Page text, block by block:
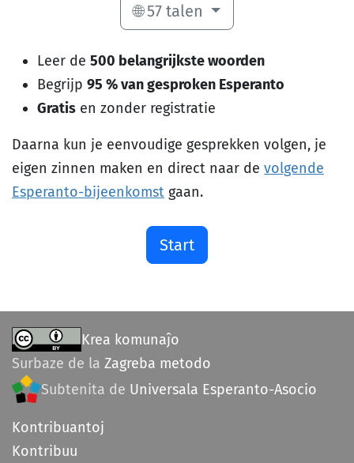
🌐 57 talen
Leer de 500 belangrijkste woorden
Begrijp 95 % van gesproken Esperanto
Gratis en zonder registratie
Daarna kun je eenvoudige gesprekken volgen, je
eigen zinnen maken en direct naar de volgende
Esperanto-bijeenkomst gaan.
Start
Krea komunaĵo
Surbaze de la Zagreba metodo
Subtenita de Universala Esperanto-Asocio
Kontribuantoj
Kontribuu